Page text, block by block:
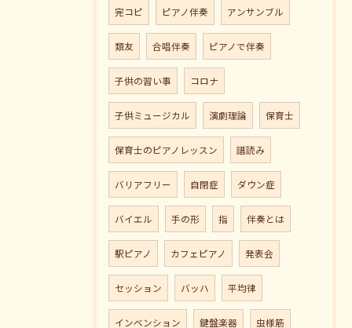
完コピ ピアノ伴奏 アンサンブル
類友 合唱伴奏 ピアノで伴奏
子供の習い事 コロナ
子供ミュージカル 演劇理論 保育士
保育士のピアノレッスン 譜読み
バリアフリー 自閉症 ダウン症
バイエル 手の形 指 伴奏とは
駅ピアノ カフェピアノ 発表会
セッション バッハ 平均律
インベンション 鍵盤楽器 虫様筋